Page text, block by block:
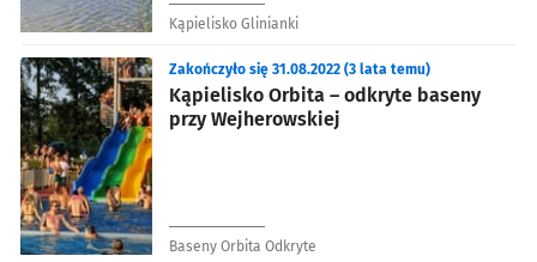
Kąpielisko Glinianki
Kąpielisko Orbita – odkryte baseny
przy Wejherowskiej
Zakończyło się 31.08.2022 (3 lata temu)
Baseny Orbita Odkryte